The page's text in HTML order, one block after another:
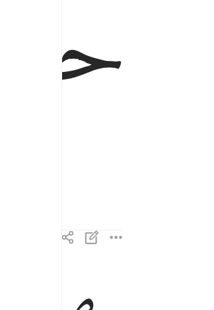
ﱰ
وَٱلْكِتَـٰبِ ٱلْمُبِينِ ٢